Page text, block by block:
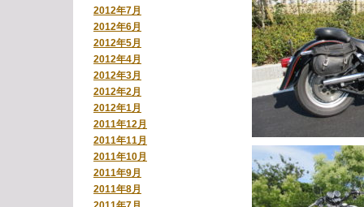
2012年7月
2012年6月
2012年5月
2012年4月
2012年3月
2012年2月
2012年1月
2011年12月
2011年11月
2011年10月
2011年9月
2011年8月